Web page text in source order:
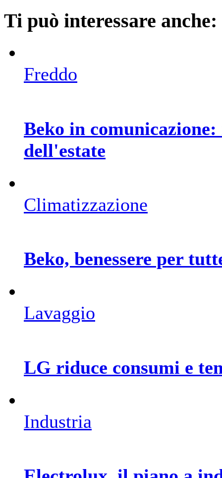
Ti può interessare anche:
Freddo
Beko in
dell'estate
Climatizzazione
Beko, benessere per
Lavaggio
LG riduce consumi e
Industria